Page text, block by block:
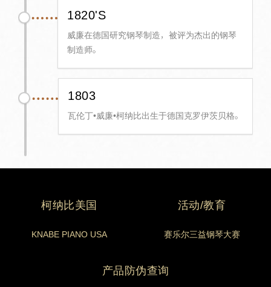
1820'S
威廉在德国研究钢琴制造，被评为杰出的钢琴
制造师。
1803
瓦伦丁•威廉•柯纳比出生于德国克罗伊茨贝格。
柯纳比美国
KNABE PIANO USA
活动/教育
赛乐尔三益钢琴大赛
产品防伪查询